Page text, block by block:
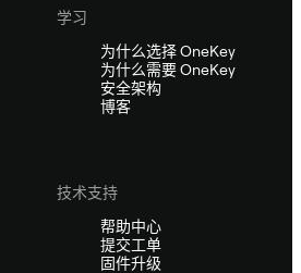
学习
为什么选择 OneKey
为什么需要 OneKey
安全架构
博客
技术支持
帮助中心
提交工单
固件升级